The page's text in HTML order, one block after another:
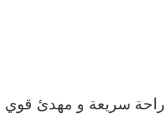
جافيسكون Gaviscon راحة سريعة و مهدئ قوي